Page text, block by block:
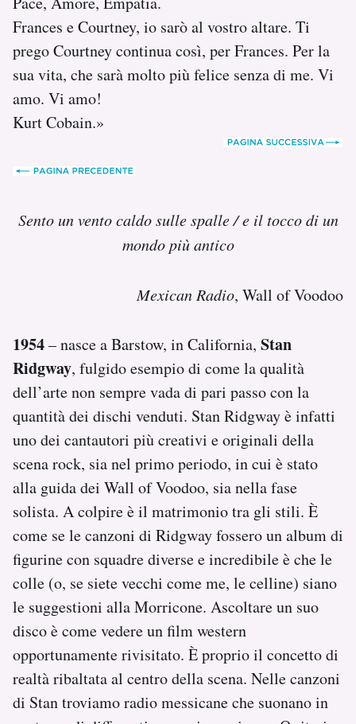
Frances e Courtney, io sarò al vostro altare. Ti
prego Courtney continua così, per Frances. Per la
sua vita, che sarà molto più felice senza di me. Vi
amo. Vi amo!
Kurt Cobain.»
Sento un vento caldo sulle spalle / e il tocco di un
mondo più antico
Mexican Radio, Wall of Voodoo
1954– nasce a Barstow, in California, Stan
Ridgway, fulgido esempio di come la qualità
dell’arte non sempre vada di pari passo con la
quantità dei dischi venduti. Stan Ridgway è infatti
uno dei cantautori più creativi e originali della
scena rock, sia nel primo periodo, in cui è stato
alla guida dei Wall of Voodoo, sia nella fase
solista. A colpire è il matrimonio tra gli stili. È
come se le canzoni di Ridgway fossero un album di
figurine con squadre diverse e incredibile è che le
colle (o, se siete vecchi come me, le celline) siano
le suggestioni alla Morricone. Ascoltare un suo
disco è come vedere un film western
opportunamente rivisitato. È proprio il concetto di
realtà ribaltata al centro della scena. Nelle canzoni
di Stan troviamo radio messicane che suonano in